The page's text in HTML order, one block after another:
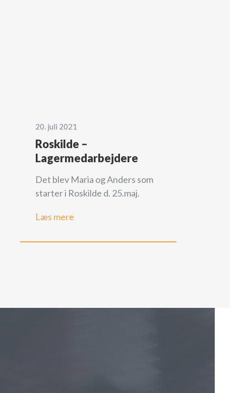
20. juli 2021
Roskilde –
Lagermedarbejdere
Det blev Maria og Anders som
starter i Roskilde d. 25.maj.
Læs mere